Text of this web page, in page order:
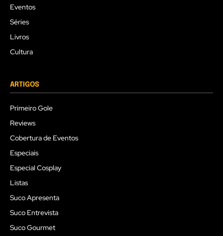
Eventos
Séries
Livros
Cultura
ARTIGOS
Primeiro Gole
Reviews
Cobertura de Eventos
Especiais
Especial Cosplay
Listas
Suco Apresenta
Suco Entrevista
Suco Gourmet